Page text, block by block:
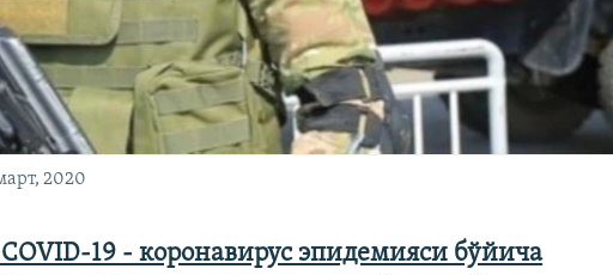
2020
19 - коронавирус эпидемияси бўйича